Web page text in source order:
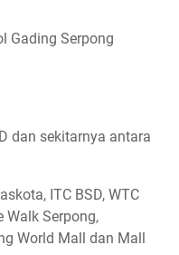
Gading Serpong
dan sekitarnya antara
ITC BSD, WTC
Walk Serpong,
World Mall dan Mall